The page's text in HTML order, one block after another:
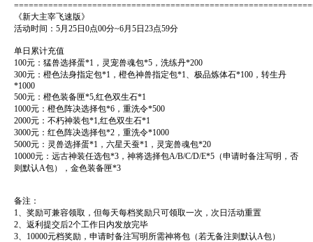
《新大主宰飞速版》
活动时间：5月25日0点00分~6月5日23点59分
单日累计充值
100元：猛兽选择蛋*1，灵宠兽魂包*5，洗练丹*200
300元：橙色法身指定包*1，橙色神兽指定包*1、极品炼体石*100，转生丹
*1000
500元：橙色装备匣*5,红色双生石*1
1000元：橙色阵决选择包*6，重洗令*500
2000元：不朽神装包*1,红色双生石*1
3000元：红色阵决选择包*2，重洗令*1000
5000元：灵兽选择蛋*1，六星天蚕*1，灵宠兽魂包*20
10000元：远古神装任选包*3，神将选择包A/B/C/D/E*5（申请时备注写明，否
则默认A包），金色装备匣*3
备注：
1、奖励可兼容领取，但每天每档奖励只可领取一次，次日活动重置
2、返利提交后2个工作日内发放完毕
3、10000元档奖励，申请时备注写明所需神将包（若无备注则默认A包）